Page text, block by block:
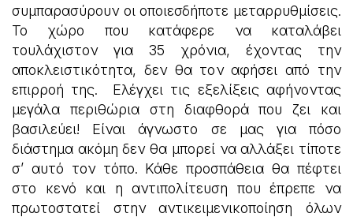
συμπαρασύρουν οι οποιεσδήποτε μεταρρυθμίσεις.
Το χώρο που κατάφερε να καταλάβει
τουλάχιστον για 35 χρόνια, έχοντας την
αποκλειστικότητα, δεν θα τον αφήσει από την
επιρροή της. Ελέγχει τις εξελίξεις αφήνοντας
μεγάλα περιθώρια στη διαφθορά που ζει και
βασιλεύει! Είναι άγνωστο σε μας για πόσο
διάστημα ακόμη δεν θα μπορεί να αλλάξει τίποτε
σ’ αυτό τον τόπο. Κάθε προσπάθεια θα πέφτει
στο κενό και η αντιπολίτευση που έπρεπε να
πρωτοστατεί στην αντικειμενικοποίηση όλων